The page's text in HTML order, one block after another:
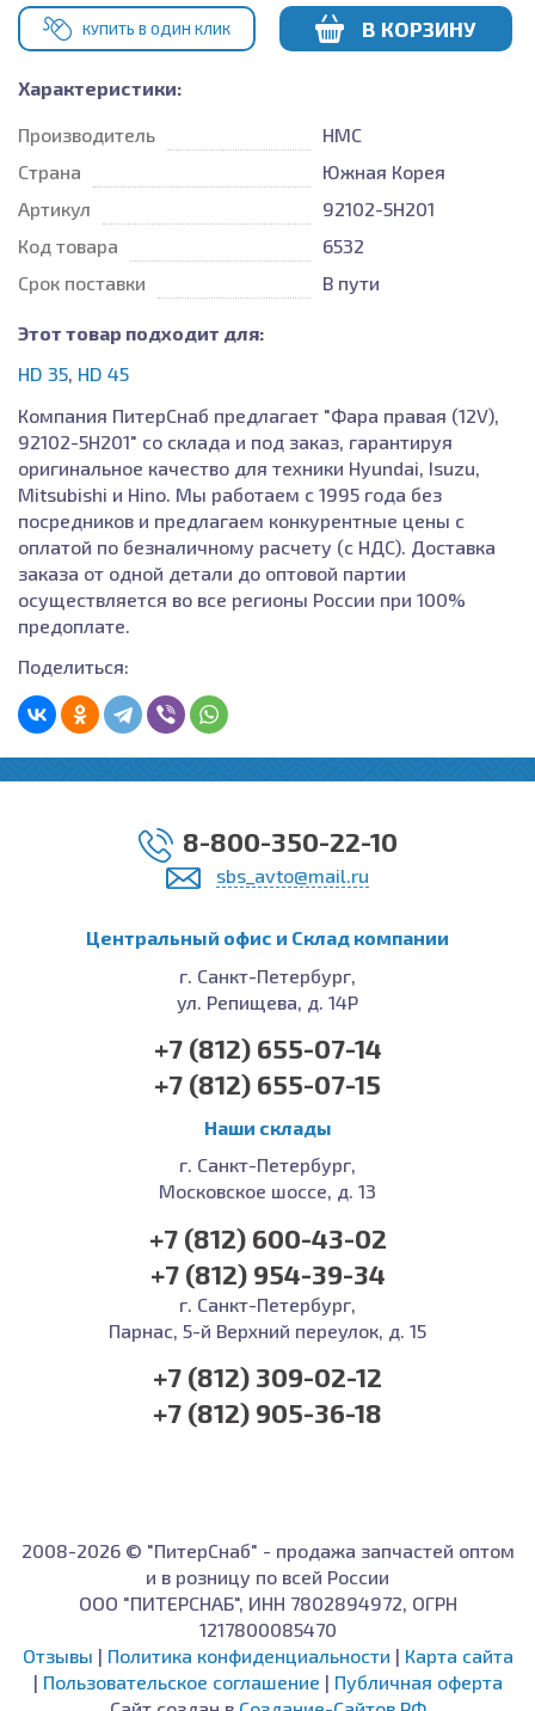
КУПИТЬ В ОДИН КЛИК В КОРЗИНУ
Характеристики:
Производитель
HMC
Страна
Южная Корея
Артикул
92102-5H201
Код товара
6532
Срок поставки
В пути
Этот товар подходит для:
HD 35, HD 45
Компания ПитерСнаб предлагает "Фара правая (12V),
92102-5H201" со склада и под заказ, гарантируя
оригинальное качество для техники Hyundai, Isuzu,
Mitsubishi и Hino. Мы работаем с 1995 года без
посредников и предлагаем конкурентные цены с
оплатой по безналичному расчету (с НДС). Доставка
заказа от одной детали до оптовой партии
осуществляется во все регионы России при 100%
предоплате.
Поделиться:
8-800-350-22-10
sbs_avto@mail.ru
Центральный офис и Cклад компании
г. Санкт-Петербург,
ул. Репищева, д. 14Р
+7 (812) 655-07-14
+7 (812) 655-07-15
Наши склады
г. Санкт-Петербург,
Московское шоссе, д. 13
+7 (812) 600-43-02
+7 (812) 954-39-34
г. Санкт-Петербург,
Парнас, 5-й Верхний переулок, д. 15
+7 (812) 309-02-12
+7 (812) 905-36-18
2008-2026 © "ПитерСнаб" - продажа запчастей оптом
и в розницу по всей России
ООО "ПИТЕРСНАБ", ИНН 7802894972, ОГРН
1217800085470
Отзывы | Политика конфиденциальности | Карта сайта
| Пользовательское соглашение | Публичная оферта